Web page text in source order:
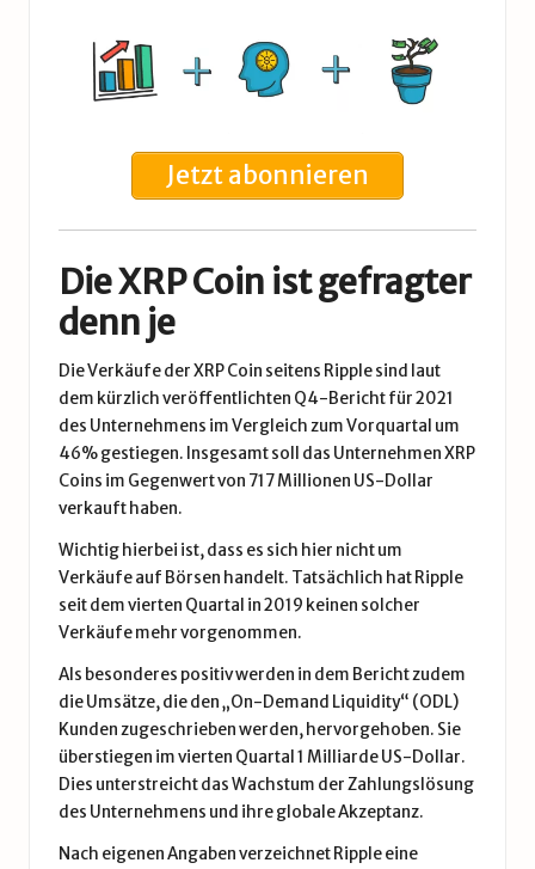
Jetzt abonnieren
Die XRP Coin ist gefragter
denn je
Die Verkäufe der XRP Coin seitens Ripple sind laut
dem kürzlich veröffentlichten Q4-Bericht für 2021
des Unternehmens im Vergleich zum Vorquartal um
46% gestiegen. Insgesamt soll das Unternehmen XRP
Coins im Gegenwert von 717 Millionen US-Dollar
verkauft haben.
Wichtig hierbei ist, dass es sich hier nicht um
Verkäufe auf Börsen handelt. Tatsächlich hat Ripple
seit dem vierten Quartal in 2019 keinen solcher
Verkäufe mehr vorgenommen.
Als besonderes positiv werden in dem Bericht zudem
die Umsätze, die den „On-Demand Liquidity“ (ODL)
Kunden zugeschrieben werden, hervorgehoben. Sie
überstiegen im vierten Quartal 1 Milliarde US-Dollar.
Dies unterstreicht das Wachstum der Zahlungslösung
des Unternehmens und ihre globale Akzeptanz.
Nach eigenen Angaben verzeichnet Ripple eine